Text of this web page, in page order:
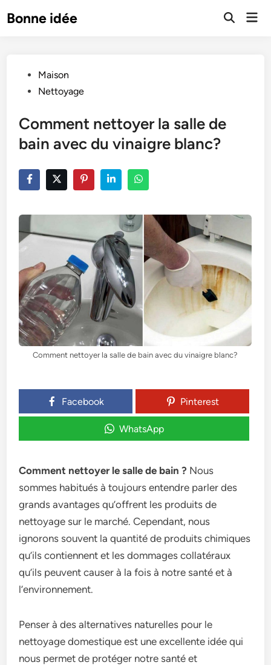
toBonne idée
Open
PostedMaison
Nettoyage
Comment nettoyer la salle de
bain avec du vinaigre blanc?
Comment nettoyer la salle de bain avec du vinaigre blanc?
Facebook Pinterest
WhatsApp
Comment nettoyer le salle de bain ? Nous
sommes habitués à toujours entendre parler des
grands avantages qu’offrent les produits de
nettoyage sur le marché. Cependant, nous
ignorons souvent la quantité de produits chimiques
qu’ils contiennent et les dommages collatéraux
qu’ils peuvent causer à la fois à notre santé et à
l’environnement.
Penser à des alternatives naturelles pour le
nettoyage domestique est une excellente idée qui
nous permet de protéger notre santé et